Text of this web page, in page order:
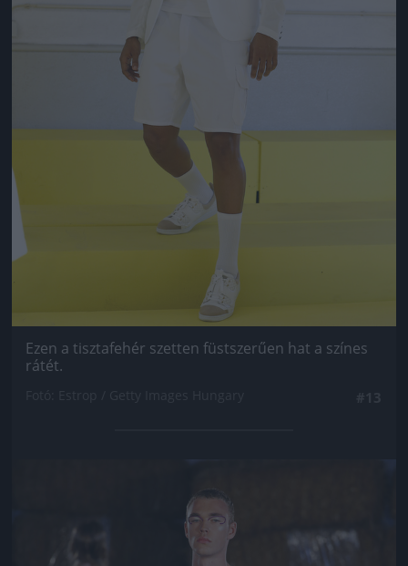
Ezen a tisztafehér szetten füstszerűen hat a színes
rátét.